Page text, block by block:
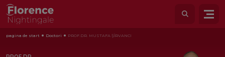
pagina de start Doctori PROF.DR. MUSTAFA ŞİRVANCI